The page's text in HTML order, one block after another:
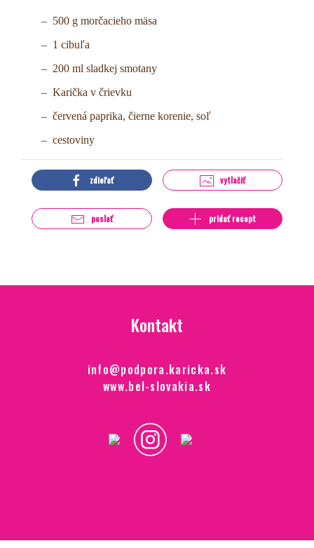
500 g morčacieho mäsa
1 cibuľa
200 ml sladkej smotany
Karička v črievku
červená paprika, čierne korenie, soľ
cestoviny
zdieľať vytlačiť
poslať pridať recept
Kontakt
info@podpora.karicka.sk
www.bel-slovakia.sk